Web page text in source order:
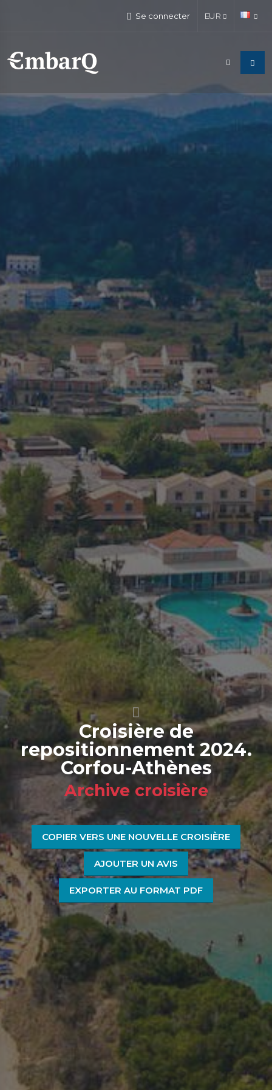
Se connecter EUR
Croisière de
repositionnement 2024.
Corfou-Athènes
Archive croisière
COPIER VERS UNE NOUVELLE CROISIÈRE
AJOUTER UN AVIS
EXPORTER AU FORMAT PDF